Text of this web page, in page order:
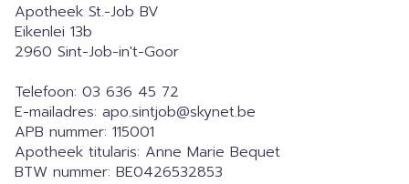
Apotheek St.-Job BV
Eikenlei 13b
2960 Sint-Job-in't-Goor
Telefoon: 03 636 45 72
E-mailadres: apo.sintjob@skynet.be
APB nummer: 115001
Apotheek titularis: Anne Marie Bequet
BTW nummer: BE0426532853